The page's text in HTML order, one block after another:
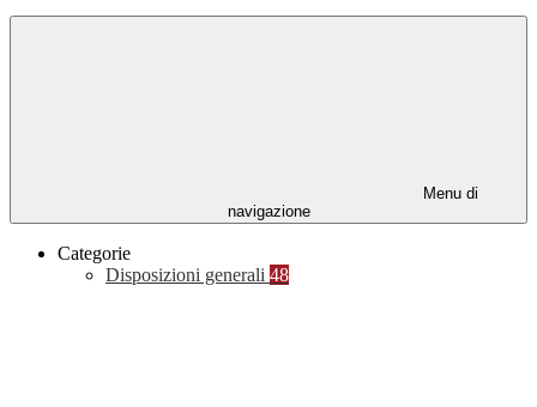
Menu di
navigazione
Categorie
Disposizioni generali 48